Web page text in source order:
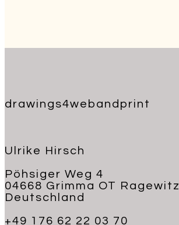
drawings4webandprint
Ulrike Hirsch
Pöhsiger Weg 4
04668 Grimma OT Ragewitz
Deutschland
+49 176 62 22 03 70